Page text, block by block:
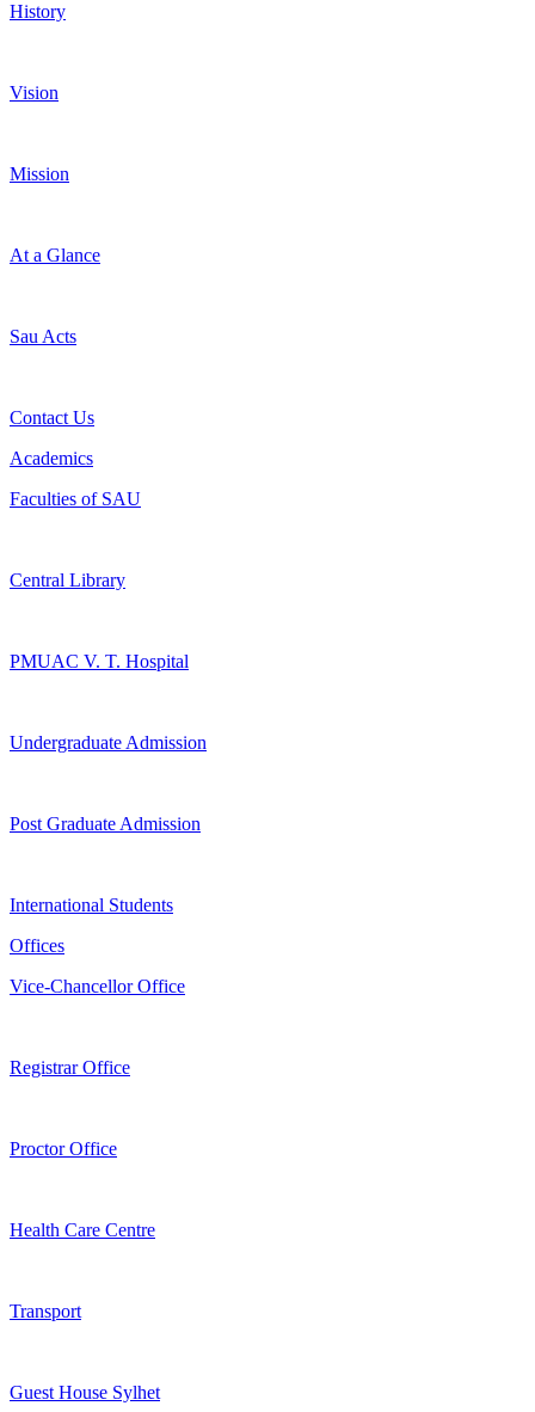
History
Vision
Mission
At a Glance
Sau Acts
Contact Us
Academics
Faculties of SAU
Central Library
PMUAC V. T. Hospital
Undergraduate Admission
Post Graduate Admission
International Students
Offices
Vice-Chancellor Office
Registrar Office
Proctor Office
Health Care Centre
Transport
Guest House Sylhet